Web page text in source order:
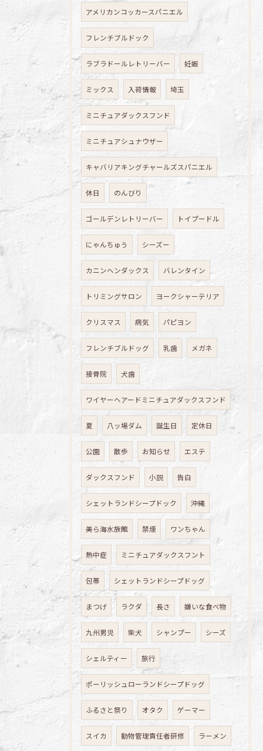
アメリカンコッカースパニエル
フレンチブルドック
ラブラドールレトリーバー 妊娠
ミックス 入荷情報 埼玉
ミニチュアダックスフンド
ミニチュアシュナウザー
キャバリアキングチャールズスパニエル
休日 のんびり
ゴールデンレトリーバー トイプードル
にゃんちゅう シーズー
カニンヘンダックス バレンタイン
トリミングサロン ヨークシャーテリア
クリスマス 病気 パピヨン
フレンチブルドッグ 乳歯 メガネ
接骨院 犬歯
ワイヤーヘアードミニチュアダックスフンド
夏 八ッ場ダム 誕生日 定休日
公園 散歩 お知らせ エステ
ダックスフンド 小説 告白
シェットランドシープドック 沖縄
美ら海水族館 禁煙 ワンちゃん
熱中症 ミニチュアダックスフント
包帯 シェットランドシープドッグ
まつげ ラクダ 長さ 嫌いな食べ物
九州男児 柴犬 シャンプー シーズ
シェルティー 旅行
ポーリッシュローランドシープドッグ
ふるさと祭り オタク ゲーマー
スイカ 動物管理責任者研修 ラーメン